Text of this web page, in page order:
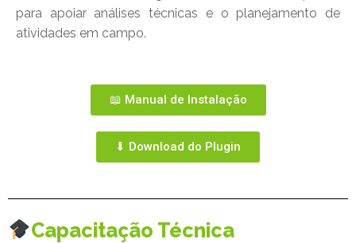
para apoiar análises técnicas e o planejamento de
atividades em campo.
📖 Manual de Instalação
⬇ Download do Plugin
Capacitação Técnica